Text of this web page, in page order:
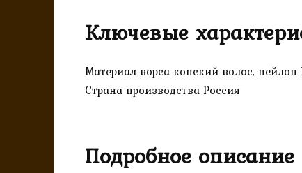
Ключевые
Материал ворса конский волос,
Страна производства Россия
Подробное описание